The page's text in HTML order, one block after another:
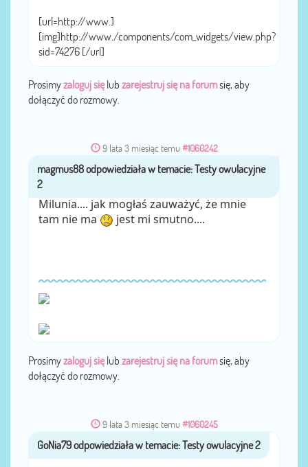
[url=http://www.]
[img]http://www./components/com_widgets/view.php?
sid=74276 [/url]
Prosimyzaloguj sięlub zarejestruj się na forumsię, aby
dołączyć do rozmowy.
9 lata 3 miesiąc temu #1060242
przezmagmus88
Milunia.... jak mogłaś zauważyć, że mnie
tam nie ma
jest mi smutno....
Prosimyzaloguj sięlub zarejestruj się na forumsię, aby
dołączyć do rozmowy.
9 lata 3 miesiąc temu #1060245
przezGoNia79